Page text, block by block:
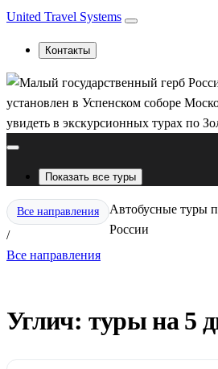
United Travel Systems
Контакты
Показать все туры
Все направления
/
Автобусные туры
России
Все направления
Углич: туры на 5